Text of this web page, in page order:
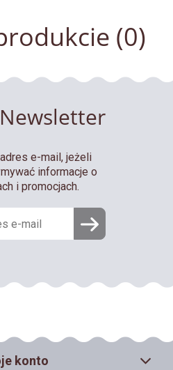
(0)
Newsletter
e-mail, jeżeli
informacje o
i promocjach.
konto